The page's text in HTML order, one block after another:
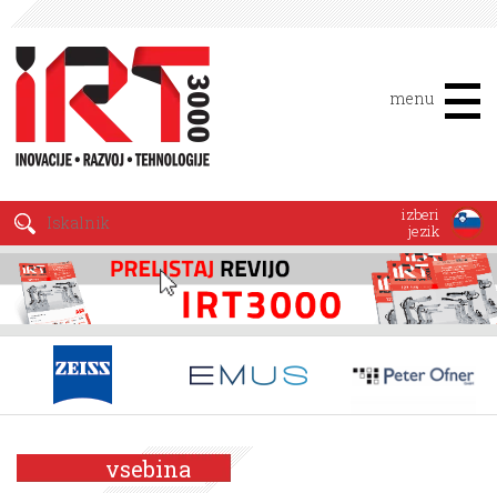
menu
izberi
jezik
vsebina